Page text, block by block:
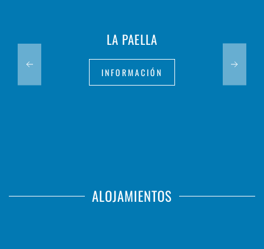
LA PAELLA
INFORMACIÓN
ALOJAMIENTOS